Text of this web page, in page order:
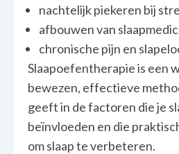
nachtelijk piekeren bij
afbouwen van
chronische pijn en
Slaapoefentherapie is een
bewezen, effectieve
geeft in de factoren die je
beïnvloeden en die
om slaap te verbeteren.